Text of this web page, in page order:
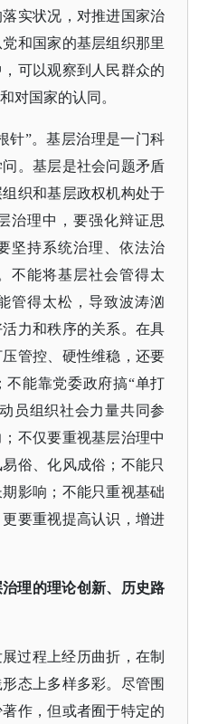
实状况，对推进国家治
和国家的基层组织那里
可以观察到人民群众的
对国家的认同。
针”。基层治理是一门科
。基层是社会问题矛盾
织和基层政权机构处于
治理中，要强化辩证思
坚持系统治理、依法治
不能将基层社会管得太
管得太松，导致波涛汹
力和秩序的关系。在具
管控、硬性维稳，还要
不能靠党委政府搞“单打
员组织社会力量共同参
不仅要重视基层治理中
俗、化风成俗；不能只
影响；不能只重视基础
要重视提高认识，增进
理的理论创新、历史路
过程上经历曲折，在制
态上多样多彩。尽管围
作，但或者囿于特定的